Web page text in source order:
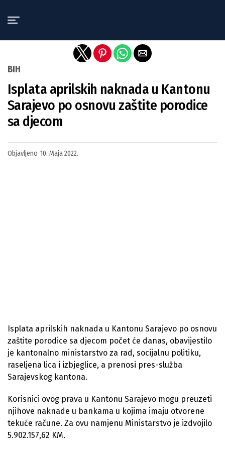
BIH
Isplata aprilskih naknada u Kantonu
Sarajevo po osnovu zaštite porodice
sa djecom
Objavljeno 10. Maja 2022.
Isplata aprilskih naknada u Kantonu Sarajevo po osnovu
zaštite porodice sa djecom počet će danas, obavijestilo
je kantonalno ministarstvo za rad, socijalnu politiku,
raseljena lica i izbjeglice, a prenosi pres-služba
Sarajevskog kantona.
Korisnici ovog prava u Kantonu Sarajevo mogu preuzeti
njihove naknade u bankama u kojima imaju otvorene
tekuće račune. Za ovu namjenu Ministarstvo je izdvojilo
5.902.157,62 KM.